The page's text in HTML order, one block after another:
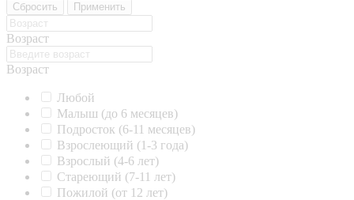
Сбросить Применить
Возраст
Возраст
Любой
Малыш (до 6 месяцев)
Подросток (6-11 месяцев)
Взрослеющий (1-3 года)
Взрослый (4-6 лет)
Стареющий (7-11 лет)
Пожилой (от 12 лет)